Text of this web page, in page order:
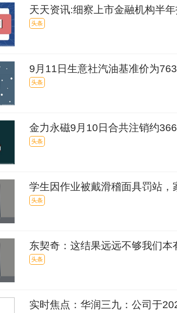
天天资讯:细察上市金融机构半
务，“拐点”还有多远？
头条
9月11日生意社汽油基准价为
头条
金力永磁9月10日合共注销约
头条
学生因作业被戴滑稽面具罚站，
配拥有自尊吗？
头条
东契奇：这结果远远不够我们本
值得尊重-今日报
头条
实时焦点：华润三九：公司于